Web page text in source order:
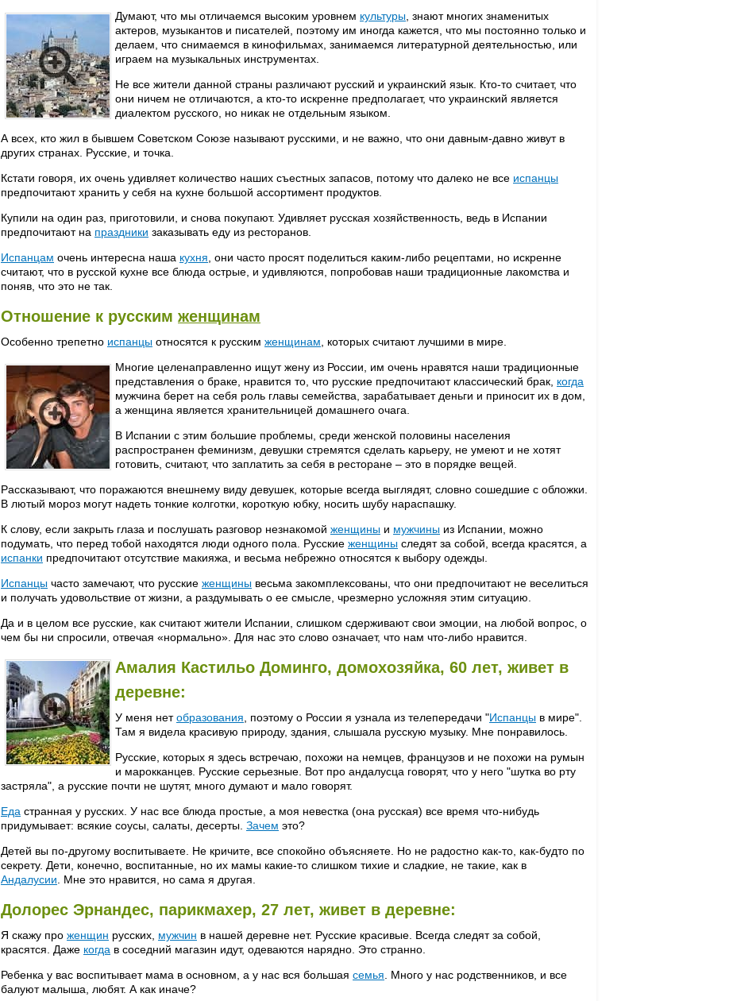
Думают, что мы отличаемся высоким уровнем культуры , знают многих знаменитых
актеров, музыкантов и писателей, поэтому им иногда кажется, что мы постоянно только и
делаем, что снимаемся в кинофильмах, занимаемся литературной деятельностью, или
играем на музыкальных инструментах.
Не все жители данной страны различают русский и украинский язык. Кто-то считает, что
они ничем не отличаются, а кто-то искренне предполагает, что украинский является
диалектом русского, но никак не отдельным языком.
А всех, кто жил в бывшем Советском Союзе называют русскими, и не важно, что они давным-давно живут в
других странах. Русские, и точка.
Кстати говоря, их очень удивляет количество наших съестных запасов, потому что далеко не все испанцы
предпочитают хранить у себя на кухне большой ассортимент продуктов.
Купили на один раз, приготовили, и снова покупают. Удивляет русская хозяйственность, ведь в Испании
предпочитают на праздники заказывать еду из ресторанов.
Испанцам очень интересна наша кухня , они часто просят поделиться каким-либо рецептами, но искренне
считают, что в русской кухне все блюда острые, и удивляются, попробовав наши традиционные лакомства и
поняв, что это не так.
Отношение к русским женщинам
Особенно трепетно испанцы относятся к русским женщинам , которых считают лучшими в мире.
Многие целенаправленно ищут жену из России, им очень нравятся наши традиционные
представления о браке, нравится то, что русские предпочитают классический брак, когда
мужчина берет на себя роль главы семейства, зарабатывает деньги и приносит их в дом,
а женщина является хранительницей домашнего очага.
В Испании с этим большие проблемы, среди женской половины населения
распространен феминизм, девушки стремятся сделать карьеру, не умеют и не хотят
готовить, считают, что заплатить за себя в ресторане – это в порядке вещей.
Рассказывают, что поражаются внешнему виду девушек, которые всегда выглядят, словно сошедшие с обложки.
В лютый мороз могут надеть тонкие колготки, короткую юбку, носить шубу нараспашку.
К слову, если закрыть глаза и послушать разговор незнакомой женщины и мужчины из Испании, можно
подумать, что перед тобой находятся люди одного пола. Русские женщины следят за собой, всегда красятся, а
испанки предпочитают отсутствие макияжа, и весьма небрежно относятся к выбору одежды.
Испанцы часто замечают, что русские женщины весьма закомплексованы, что они предпочитают не веселиться
и получать удовольствие от жизни, а раздумывать о ее смысле, чрезмерно усложняя этим ситуацию.
Да и в целом все русские, как считают жители Испании, слишком сдерживают свои эмоции, на любой вопрос, о
чем бы ни спросили, отвечая «нормально». Для нас это слово означает, что нам что-либо нравится.
Амалия Кастильо Доминго, домохозяйка, 60 лет, живет в
деревне:
У меня нетобразования , поэтому о России я узнала из телепередачи "Испанцы в мире".
Там я видела красивую природу, здания, слышала русскую музыку. Мне понравилось.
Русские, которых я здесь встречаю, похожи на немцев, французов и не похожи на румын
и марокканцев. Русские серьезные. Вот про андалусца говорят, что у него "шутка во рту
застряла", а русские почти не шутят, много думают и мало говорят.
Еда странная у русских. У нас все блюда простые, а моя невестка (она русская) все время что-нибудь
придумывает: всякие соусы, салаты, десерты. Зачем это?
Детей вы по-другому воспитываете. Не кричите, все спокойно объясняете. Но не радостно как-то, как-будто по
секрету. Дети, конечно, воспитанные, но их мамы какие-то слишком тихие и сладкие, не такие, как в
Андалусии . Мне это нравится, но сама я другая.
Долорес Эрнандес, парикмахер, 27 лет, живет в деревне:
Я скажу про женщин русских, мужчин в нашей деревне нет. Русские красивые. Всегда следят за собой,
красятся. Даже когда в соседний магазин идут, одеваются нарядно. Это странно.
Ребенка у вас воспитывает мама в основном, а у нас вся большая семья . Много у нас родственников, и все
балуют малыша, любят. А как иначе?